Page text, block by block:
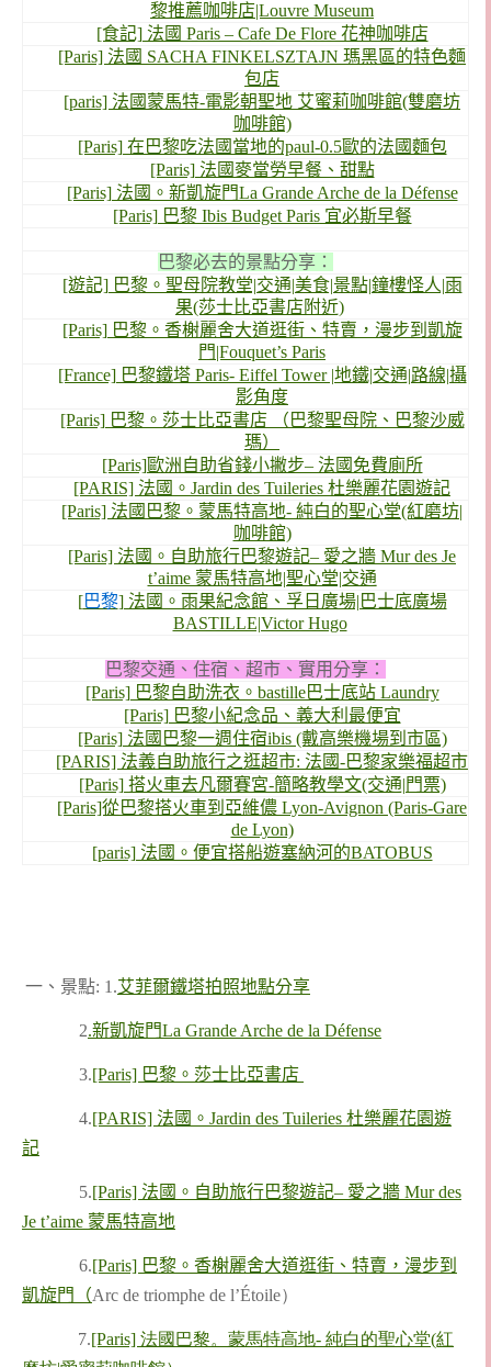
黎推薦咖啡店|Louvre Museum
[食記] 法國 Paris – Cafe De Flore 花神咖啡店
[Paris] 法國 SACHA FINKELSZTAJN 瑪黑區的特色麵
包店
[paris] 法國蒙馬特-電影朝聖地 艾蜜莉咖啡館(雙磨坊
咖啡館)
[Paris] 在巴黎吃法國當地的paul-0.5歐的法國麵包
[Paris] 法國麥當勞早餐、甜點
[Paris] 法國。新凱旋門La Grande Arche de la Défense
[Paris] 巴黎 Ibis Budget Paris 宜必斯早餐
巴黎必去的景點分享：
[遊記] 巴黎。聖母院教堂|交通|美食|景點|鐘樓怪人|雨
果(莎士比亞書店附近)
[Paris] 巴黎。香榭麗舍大道逛街、特賣，漫步到凱旋
門|Fouquet’s Paris
[France] 巴黎鐵塔 Paris- Eiffel Tower |地鐵|交通|路線|攝
影角度
[Paris] 巴黎。莎士比亞書店 （巴黎聖母院、巴黎沙威
瑪）
[Paris]歐洲自助省錢小撇步– 法國免費廁所
[PARIS] 法國。Jardin des Tuileries 杜樂麗花園遊記
[Paris] 法國巴黎。蒙馬特高地- 純白的聖心堂(紅磨坊|
咖啡館)
[Paris] 法國。自助旅行巴黎遊記– 愛之牆 Mur des Je
t’aime 蒙馬特高地|聖心堂|交通
[巴黎] 法國。雨果紀念館、孚日廣場|巴士底廣場
BASTILLE|Victor Hugo
巴黎交通、住宿、超市、實用分享：
[Paris] 巴黎自助洗衣。bastille巴士底站 Laundry
[Paris] 巴黎小紀念品、義大利最便宜
[Paris] 法國巴黎一週住宿ibis (戴高樂機場到市區)
[PARIS] 法義自助旅行之逛超市: 法國-巴黎家樂福超市
[Paris] 搭火車去凡爾賽宮-簡略教學文(交通|門票)
[Paris]從巴黎搭火車到亞維儂 Lyon-Avignon (Paris-Gare
de Lyon)
[paris] 法國。便宜搭船遊塞納河的BATOBUS
一、景點: 1.艾菲爾鐵塔拍照地點分享
2.新凱旋門La Grande Arche de la Défense
3.[Paris] 巴黎。莎士比亞書店
4.[PARIS] 法國。Jardin des Tuileries 杜樂麗花園遊
記
5.[Paris] 法國。自助旅行巴黎遊記– 愛之牆 Mur des
Je t’aime 蒙馬特高地
6.[Paris] 巴黎。香榭麗舍大道逛街、特賣，漫步到
凱旋門（Arc de triomphe de l’Étoile）
7.[Paris] 法國巴黎。蒙馬特高地- 純白的聖心堂(紅